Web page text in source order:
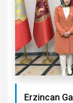
Erzincan